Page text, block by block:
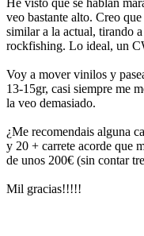
He visto que se hablan
veo bastante alto. Creo
similar a la actual, tirando
rockfishing. Lo ideal, un
Voy a mover vinilos y
13-15gr, casi siempre me
la veo demasiado.
¿Me recomendais alguna
y 20 + carrete acorde que
de unos 200€ (sin contar
Mil gracias!!!!!